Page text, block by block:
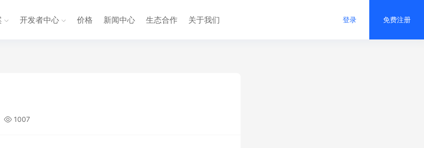
开发者中心 价格 新闻中心 生态合作 关于我们 登录 免费注册
1007